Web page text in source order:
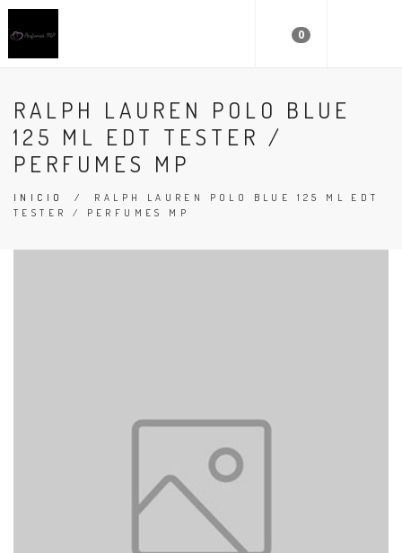
0
RALPH LAUREN POLO BLUE
125 ML EDT TESTER /
PERFUMES MP
INICIO / RALPH LAUREN POLO BLUE 125 ML EDT
TESTER / PERFUMES MP